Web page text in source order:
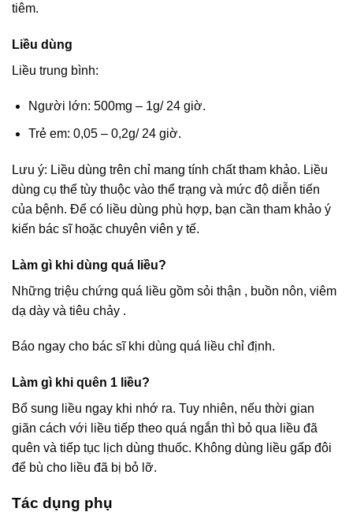
tiêm.
Liều dùng
Liều trung bình:
Người lớn: 500mg – 1g/ 24 giờ.
Trẻ em: 0,05 – 0,2g/ 24 giờ.
Lưu ý: Liều dùng trên chỉ mang tính chất tham khảo. Liều
dùng cụ thể tùy thuộc vào thể trạng và mức độ diễn tiến
của bệnh. Để có liều dùng phù hợp, bạn cần tham khảo ý
kiến bác sĩ hoặc chuyên viên y tế.
Làm gì khi dùng quá liều?
Những triệu chứng quá liều gồm sỏi thận , buồn nôn, viêm
dạ dày và tiêu chảy .
Báo ngay cho bác sĩ khi dùng quá liều chỉ định.
Làm gì khi quên 1 liều?
Bổ sung liều ngay khi nhớ ra. Tuy nhiên, nếu thời gian
giãn cách với liều tiếp theo quá ngắn thì bỏ qua liều đã
quên và tiếp tục lịch dùng thuốc. Không dùng liều gấp đôi
để bù cho liều đã bị bỏ lỡ.
Tác dụng phụ